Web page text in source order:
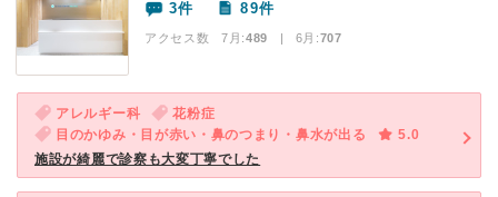
3件 89件
アクセス数 7月:489 | 6月:707
アレルギー科
花粉症
目のかゆみ・目が赤い・鼻のつまり・鼻水が出る
5.0
施設が綺麗で診察も大変丁寧でした